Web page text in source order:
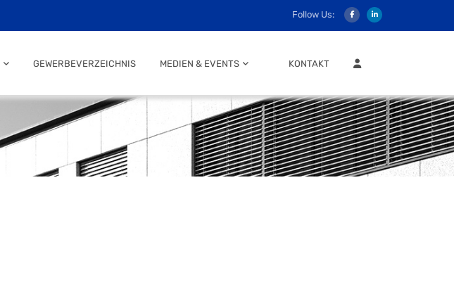
Follow Us:
GEWERBEVERZEICHNIS MEDIEN & EVENTS KONTAKT MITGLIEDER LOGIN